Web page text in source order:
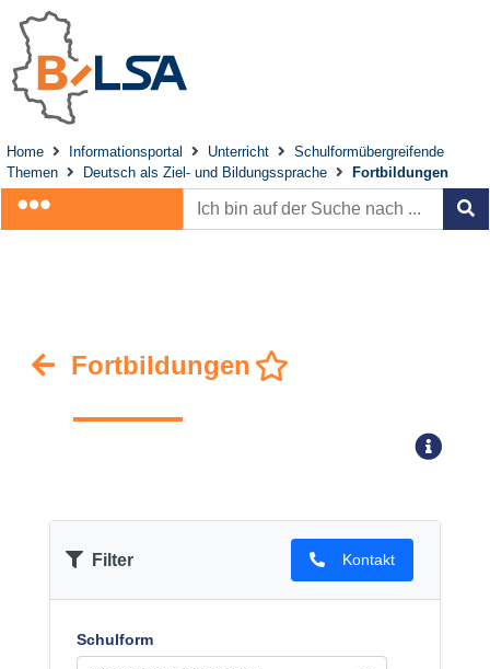
Home Informationsportal Unterricht
Schulformübergreifende
Themen
Deutsch als Ziel- und Bildungssprache Fortbildungen
Fortbildungen
Filter Kontakt
Schulform